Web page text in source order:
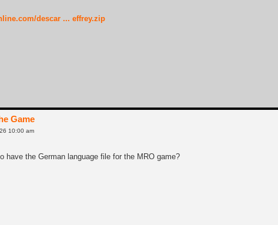
descar ... effrey.zip
Game
10:00 am
have the German language file for the MRO game?